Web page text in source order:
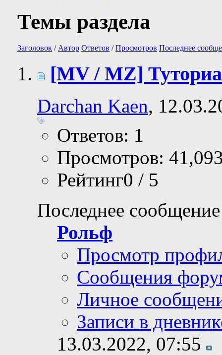
Темы раздела
Заголовок / Автор Ответов /Просмотров Последнее
[MV / MZ]
Darchan Kaen,
Ответов: 1
Просмотров:
Рейтинг0 / 5
Последнее
Рольф
Просмотр
Сообщения
Личное
Записи в
13.03.2022, 07:55